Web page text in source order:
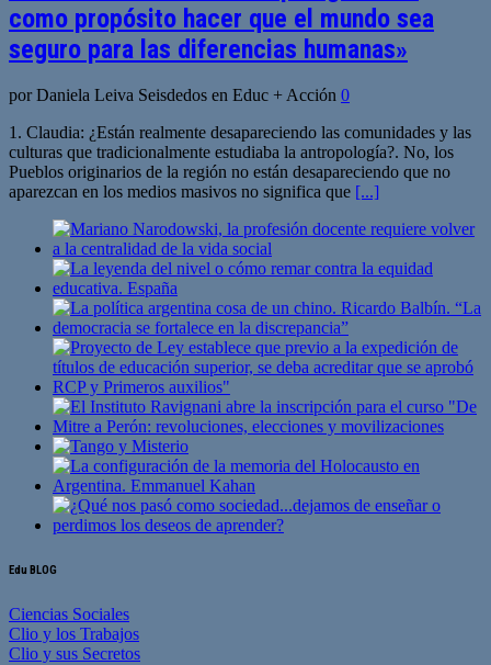
como propósito hacer que el mundo sea
seguro para las diferencias humanas»
por Daniela Leiva Seisdedos en Educ + Acción 0
1. Claudia: ¿Están realmente desapareciendo las comunidades y las
culturas que tradicionalmente estudiaba la antropología?. No, los
Pueblos originarios de la región no están desapareciendo que no
aparezcan en los medios masivos no significa que [...]
Edu BLOG
Ciencias Sociales
Clio y los Trabajos
Clio y sus Secretos